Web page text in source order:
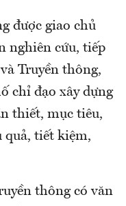
được giao chủ
nghiên cứu, tiếp
Truyền thông,
chỉ đạo xây dựng
thiết, mục tiêu,
quả, tiết kiệm,
thông có văn